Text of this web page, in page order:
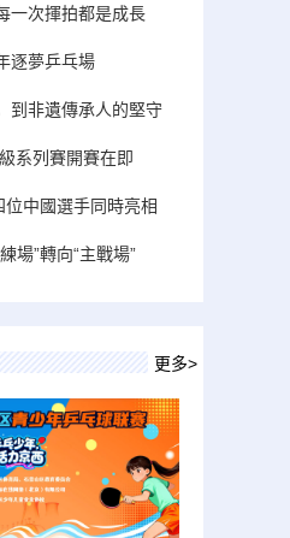
一次揮拍都是成長
逐夢乒乓場
到非遺傳承人的堅守
系列賽開賽在即
位中國選手同時亮相
場”轉向“主戰場”
更多>